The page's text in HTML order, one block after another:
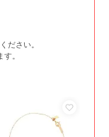
ださい。
。